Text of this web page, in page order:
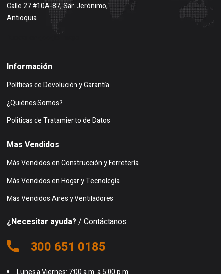
Calle 27 #10A-87, San Jerónimo,
Antioquia
Información
Políticas de Devolución y Garantía
¿Quiénes Somos?
Politicas de Tratamiento de Datos
Mas Vendidos
Más Vendidos en Construcción y Ferretería
Más Vendidos en Hogar y Tecnología
Más Vendidos Aires y Ventiladores
¿Necesitar ayuda? / Contáctanos
300 651 0185
Lunes a Viernes: 7:00 a.m. a 5:00 p.m.